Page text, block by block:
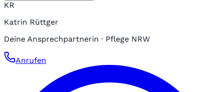
KR
Katrin Rüttger
Deine Ansprechpartnerin · Pflege NRW
Anrufen